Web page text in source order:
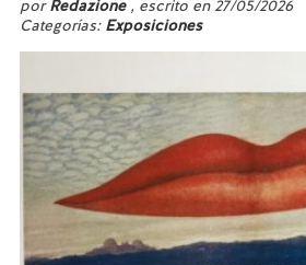
porRedazione , escrito en 27/05/2026
Categorías: Exposiciones